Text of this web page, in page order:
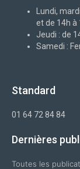
Lundi,
et de 14h à
Jeudi : de
Samedi :
Standard
01 64 72 84 84
Dernières
Toutes les